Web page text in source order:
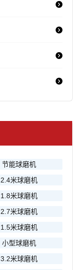
节能球磨机
2.4米球磨机
1.8米球磨机
2.7米球磨机
1.5米球磨机
小型球磨机
3.2米球磨机